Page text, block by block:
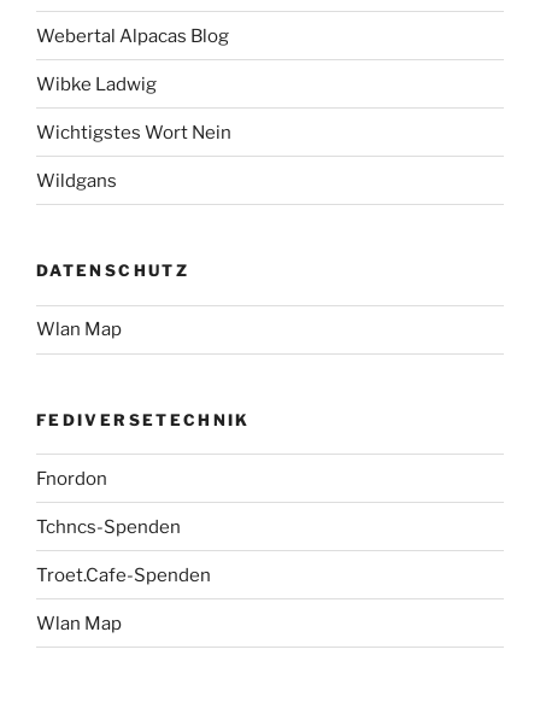
Webertal Alpacas Blog
Wibke Ladwig
Wichtigstes Wort Nein
Wildgans
DATENSCHUTZ
Wlan Map
FEDIVERSETECHNIK
Fnordon
Tchncs-Spenden
Troet.Cafe-Spenden
Wlan Map